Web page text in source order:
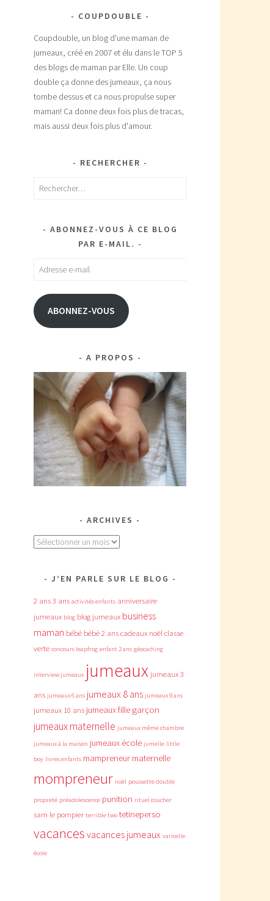
COUPDOUBLE
Coupdouble, un blog d'une maman de
jumeaux, créé en 2007 et élu dans le TOP 5
des blogs de maman par Elle. Un coup
double ça donne des jumeaux, ça nous
tombe dessus et ca nous propulse super
maman! Ca donne deux fois plus de tracas,
mais aussi deux fois plus d'amour.
RECHERCHER
Rechercher :
ABONNEZ-VOUS À CE BLOG
PAR E-MAIL.
Adresse
mail
ABONNEZ-VOUS
A PROPOS
ARCHIVES
Archives
J’EN PARLE SUR LE BLOG
2 ans3 ans activités enfants anniversaire
jumeaux blog blog jumeaux business
maman bébé bébé 2 anscadeaux noëlclasse
verte concours leapfrog enfant 2 ans géocaching
interview jumeaux jumeaux jumeaux 3
ans jumeaux 6 ans jumeaux 8 ans jumeaux 9 ans
jumeaux 10 ans jumeaux fille garçon
jumeaux maternelle jumeaux même chambre
jumeaux à la maison jumeaux école jumelle little
boy livres enfants mampreneur maternelle
mompreneur noël poussette double
propreté préadolescence punition rituel coucher
sam le pompier terrible two tetineperso
vacances vacances jumeaux varicelle
école